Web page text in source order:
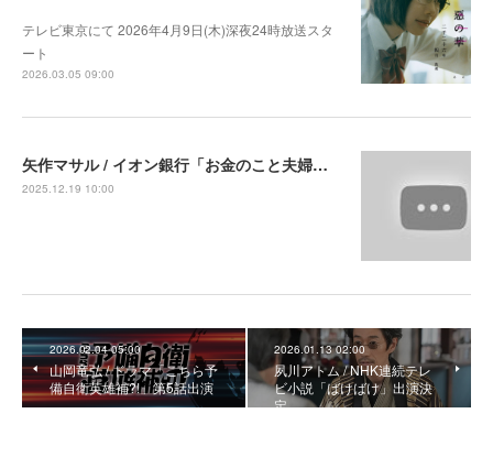
テレビ東京にて 2026年4月9日(木)深夜24時放送スタ
ート
2026.03.05 09:00
矢作マサル / イオン銀行「お金のこと夫婦で話しづらい件」 CM 出演中
2025.12.19 10:00
2026.02.04 05:00
山岡竜弘 / ドラマ「こちら予
備自衛英雄補?!」第5話出演
2026.01.13 02:00
夙川アトム / NHK連続テレ
ビ小説「ばけばけ」出演決
定